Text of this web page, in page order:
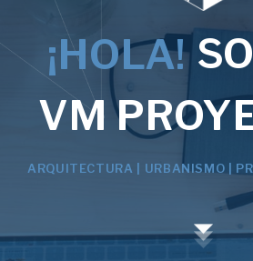
VM
¡HOLA!
ARQUITECTURA | URBANISMO |